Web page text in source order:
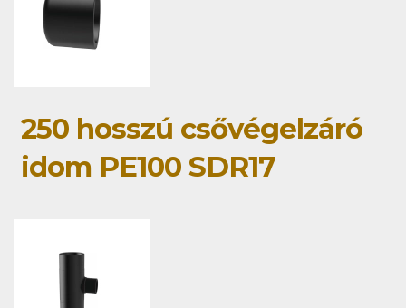
250 hosszú csővégelzáró
idom PE100 SDR17